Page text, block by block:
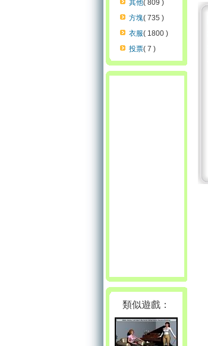
其他( 809 )
方塊( 735 )
衣服( 1800 )
投票( 7 )
類似遊戲：